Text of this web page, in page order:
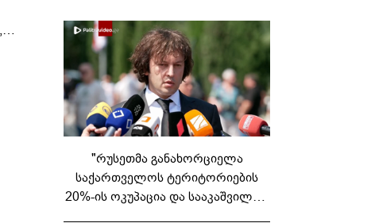
"რუსეთმა განახორციელა
საქართველოს ტერიტორიების
20%-ის ოკუპაცია და სააკაშვილის,